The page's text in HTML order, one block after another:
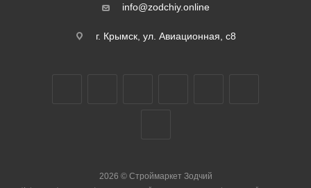
info@zodchiy.online
г. Крымск, ул. Авиационная, с8
2026 ©Строймаркет Зодчий